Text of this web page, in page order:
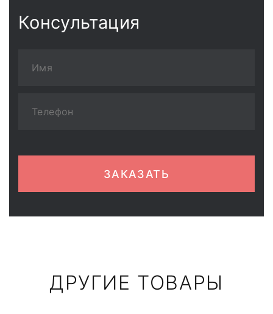
Консультация
ЗАКАЗАТЬ
ДРУГИЕ ТОВАРЫ